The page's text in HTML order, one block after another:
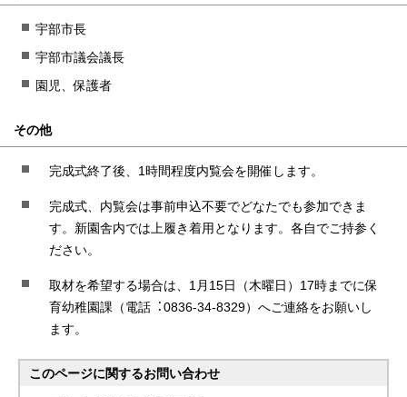
宇部市長
宇部市議会議長
園児、保護者
その他
完成式終了後、1時間程度内覧会を開催します。
完成式、内覧会は事前申込不要でどなたでも参加できま
す。新園舎内では上履き着用となります。各自でご持参く
ださい。
取材を希望する場合は、1月15日（木曜日）17時までに保
育幼稚園課（電話︓0836-34-8329）へご連絡をお願いし
ます。
このページに関するお問い合わせ